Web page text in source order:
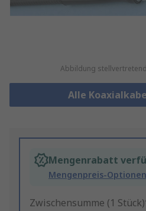
Abbildung
Alle
Mengenrabatt
Mengenpreis-
Zwischensumme (1